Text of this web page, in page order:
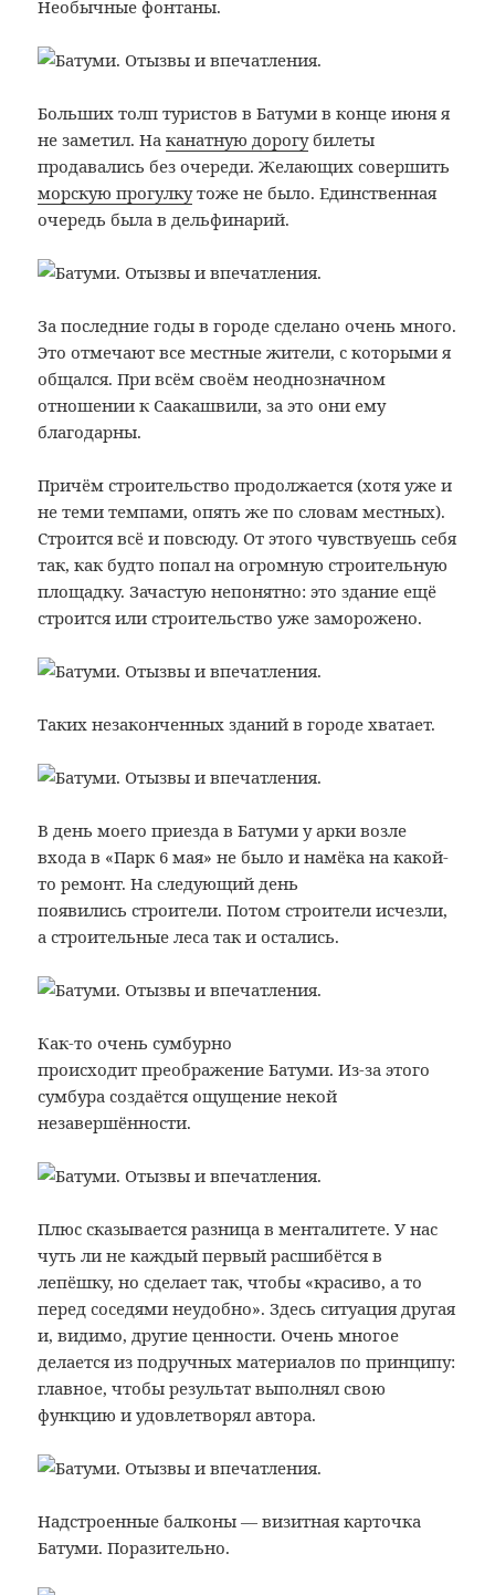
Необычные фонтаны.
Больших толп туристов в Батуми в конце июня я
не заметил. Наканатную дорогубилеты
продавались без очереди. Желающих совершить
морскую прогулкутоже не было. Единственная
очередь была в дельфинарий.
За последние годы в городе сделано очень много.
Это отмечают все местные жители, с которыми я
общался. При всём своём неоднозначном
отношении к Саакашвили, за это они ему
благодарны.
Причём строительство продолжается (хотя уже и
не теми темпами, опять же по словам местных).
Строится всё и повсюду. От этого чувствуешь себя
так, как будто попал на огромную строительную
площадку. Зачастую непонятно: это здание ещё
строится или строительство уже заморожено.
Таких незаконченных зданий в городе хватает.
В день моего приезда в Батуми у арки возле
входа в «Парк 6 мая» не было и намёка на какой-
то ремонт. На следующий день
появились строители. Потом строители исчезли,
а строительные леса так и остались.
Как-то очень сумбурно
происходит преображение Батуми. Из-за этого
сумбура создаётся ощущение некой
незавершённости.
Плюс сказывается разница в менталитете. У нас
чуть ли не каждый первый расшибётся в
лепёшку, но сделает так, чтобы «красиво, а то
перед соседями неудобно». Здесь ситуация другая
и, видимо, другие ценности. Очень многое
делается из подручных материалов по принципу:
главное, чтобы результат выполнял свою
функцию и удовлетворял автора.
Надстроенные балконы — визитная карточка
Батуми. Поразительно.